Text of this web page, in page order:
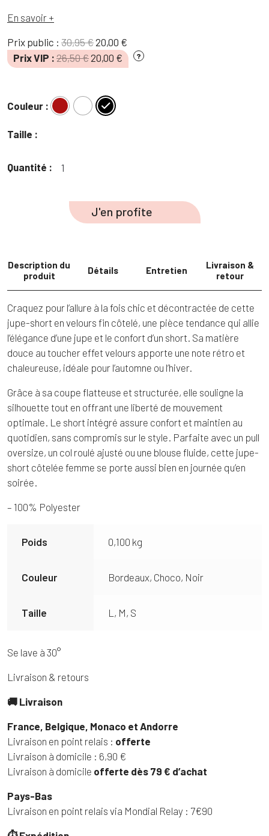
En savoir +
Prix public : 30,95€Le
prix
initial
30,95 €.
20,00 €
prix
actuel
Prix VIP : 26,50€Le
était :
26,50 €.
20,00 € Le ?
Couleur :
Taille :
Quantité :
quantité
velour
J'en profite
Description du
produit
Détails Entretien
Livraison &
retour
Craquez pour l’allure à la fois chic et décontractée de cette
jupe-short en velours fin côtelé, une pièce tendance qui allie
l’élégance d’une jupe et le confort d’un short. Sa matière
douce au toucher effet velours apporte une note rétro et
chaleureuse, idéale pour l’automne ou l’hiver.
Grâce à sa coupe flatteuse et structurée, elle souligne la
silhouette tout en offrant une liberté de mouvement
optimale. Le short intégré assure confort et maintien au
quotidien, sans compromis sur le style. Parfaite avec un pull
oversize, un col roulé ajusté ou une blouse fluide, cette jupe-
short côtelée femme se porte aussi bien en journée qu’en
soirée.
– 100% Polyester
Poids 0,100 kg
Couleur Bordeaux, Choco, Noir
Taille L, M, S
Se lave à 30°
Livraison & retours
🚚 Livraison
France, Belgique, Monaco et Andorre
Livraison en point relais : offerte
Livraison à domicile : 6,90 €
Livraison à domicile offerte dès 79 € d’achat
Pays-Bas
Livraison en point relais via Mondial Relay : 7€90